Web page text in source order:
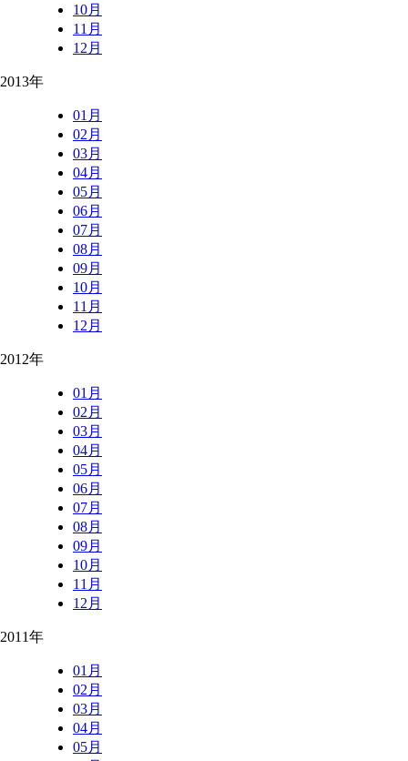
10月
11月
12月
2013年
01月
02月
03月
04月
05月
06月
07月
08月
09月
10月
11月
12月
2012年
01月
02月
03月
04月
05月
06月
07月
08月
09月
10月
11月
12月
2011年
01月
02月
03月
04月
05月